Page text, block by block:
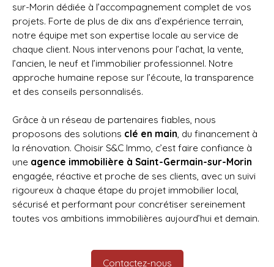
sur-Morin dédiée à l’accompagnement complet de vos
projets. Forte de plus de dix ans d’expérience terrain,
notre équipe met son expertise locale au service de
chaque client. Nous intervenons pour l’achat, la vente,
l’ancien, le neuf et l’immobilier professionnel. Notre
approche humaine repose sur l’écoute, la transparence
et des conseils personnalisés.
Grâce à un réseau de partenaires fiables, nous
proposons des solutions clé en main, du financement à
la rénovation. Choisir S&C Immo, c’est faire confiance à
une agence immobilière à Saint-Germain-sur-Morin
engagée, réactive et proche de ses clients, avec un suivi
rigoureux à chaque étape du projet immobilier local,
sécurisé et performant pour concrétiser sereinement
toutes vos ambitions immobilières aujourd’hui et demain.
Contactez-nous